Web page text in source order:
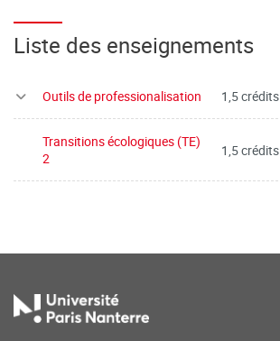
Liste des enseignements
Outils de professionalisation 1,5 crédits
Transitions écologiques (TE)
2
1,5 crédits